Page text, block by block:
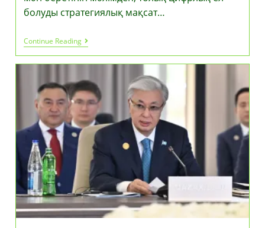
болуды стратегиялық мақсат…
Continue ReadingҚасым-
Жомарт
Тоқаев
Мемлекеттері
Ұйымының
Цифрлық
Инновациялар
Орталығын
Құруды
Ұсынды